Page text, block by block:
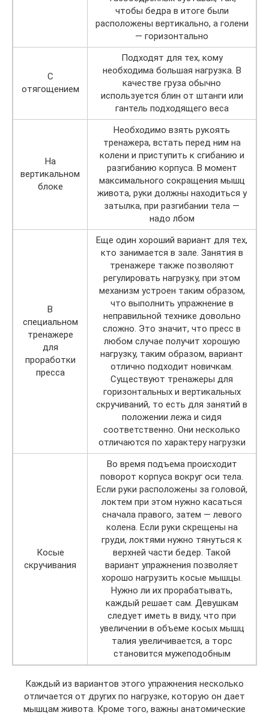
чтобы бедра в итоге были
расположены вертикально, а голени
— горизонтально
С
отягощением
Подходят для тех, кому
необходима большая нагрузка. В
качестве груза обычно
используется блин от штанги или
гантель подходящего веса
На
вертикальном
блоке
Необходимо взять рукоять
тренажера, встать перед ним на
колени и приступить к сгибанию и
разгибанию корпуса. В момент
максимального сокращения мышц
живота, руки должны находиться у
затылка, при разгибании тела —
надо лбом
В
специальном
тренажере
для
проработки
пресса
Еще один хороший вариант для тех,
кто занимается в зале. Занятия в
тренажере также позволяют
регулировать нагрузку, при этом
механизм устроен таким образом,
что выполнить упражнение в
неправильной технике довольно
сложно. Это значит, что пресс в
любом случае получит хорошую
нагрузку, таким образом, вариант
отлично подходит новичкам.
Существуют тренажеры для
горизонтальных и вертикальных
скручиваний, то есть для занятий в
положении лежа и сидя
соответственно. Они несколько
отличаются по характеру нагрузки
Косые
скручивания
Во время подъема происходит
поворот корпуса вокруг оси тела.
Если руки расположены за головой,
локтем при этом нужно касаться
сначала правого, затем — левого
колена. Если руки скрещены на
груди, локтями нужно тянуться к
верхней части бедер. Такой
вариант упражнения позволяет
хорошо нагрузить косые мышцы.
Нужно ли их прорабатывать,
каждый решает сам. Девушкам
следует иметь в виду, что при
увеличении в объеме косых мышц
талия увеличивается, а торс
становится мужеподобным
Каждый из вариантов этого упражнения несколько
отличается от других по нагрузке, которую он дает
мышцам живота. Кроме того, важны анатомические